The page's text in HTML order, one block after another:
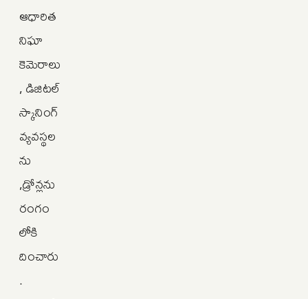
ఆధారిత
నిఘా
కెమెరాలు
, డిజిటల్
స్కానింగ్
వ్యవస్థల
ను
,డ్రోన్లను
రంగం
లోకి
దించారు
.